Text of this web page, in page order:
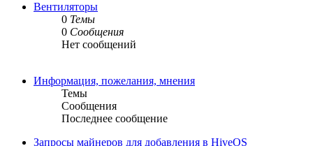
Вентиляторы
0 Темы
0 Сообщения
Нет сообщений
Информация, пожелания, мнения
Темы
Сообщения
Последнее сообщение
Запросы майнеров для добавления в HiveOS